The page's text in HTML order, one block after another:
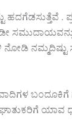
.
ನೋಡಿ
ಬಂದೂಕಿಗೆ
ಯಾವ